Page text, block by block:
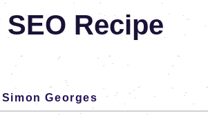
Recipe
Simon Georges